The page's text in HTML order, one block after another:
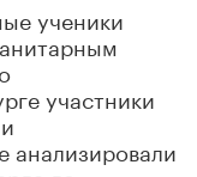
ученики
участники
анализировали